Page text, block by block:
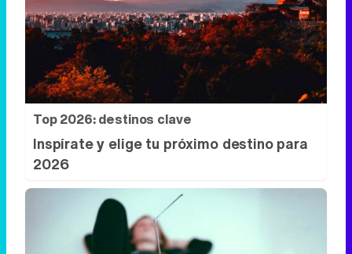
Top 2026: destinos clave
Inspírate y elige tu próximo destino para
2026